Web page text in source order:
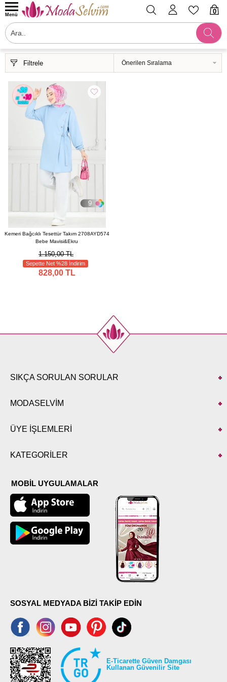
0
Menü
Filtrele
9
Kemeri Bağcıklı Tesettür Takım 2708AYD574
Bebe Mavisi&Ekru
1.150,00 TL
Sepette Net %28 İndirim
828,00 TL
SIKÇA SORULAN SORULAR
MODASELVİM
ÜYE İŞLEMLERİ
KATEGORİLER
MOBİL UYGULAMALAR
SOSYAL MEDYADA BİZİ TAKİP EDİN
E-Ticarette Güven Damgası
Kullanan Güvenilir Site